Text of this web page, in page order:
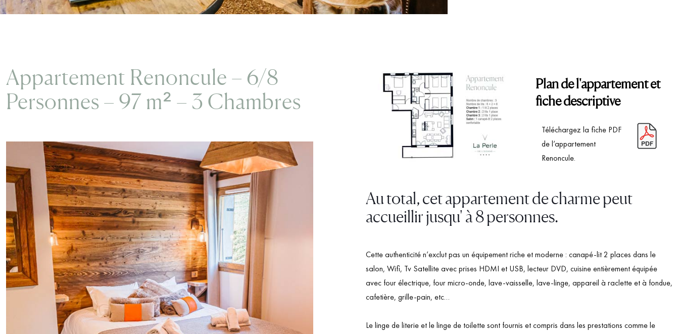
Appartement Renoncule – 6/8
Personnes – 97 m² – 3 Chambres
Plan de l'appartement et
fiche descriptive
Téléchargez la fiche PDF
de l’appartement
Renoncule.
Au total, cet appartement de charme peut
accueillir jusqu' à 8 personnes.
Cette authenticité n’exclut pas un équipement riche et moderne : canapé-lit 2 places dans le
salon, Wifi, Tv Satellite avec prises HDMI et USB, lecteur DVD, cuisine entièrement équipée
avec four électrique, four micro-onde, lave-vaisselle, lave-linge, appareil à raclette et à fondue,
cafetière, grille-pain, etc…
Le linge de literie et le linge de toilette sont fournis et compris dans les prestations comme le